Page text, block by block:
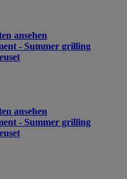
ansehen
- Summer grilling
ansehen
- Summer grilling